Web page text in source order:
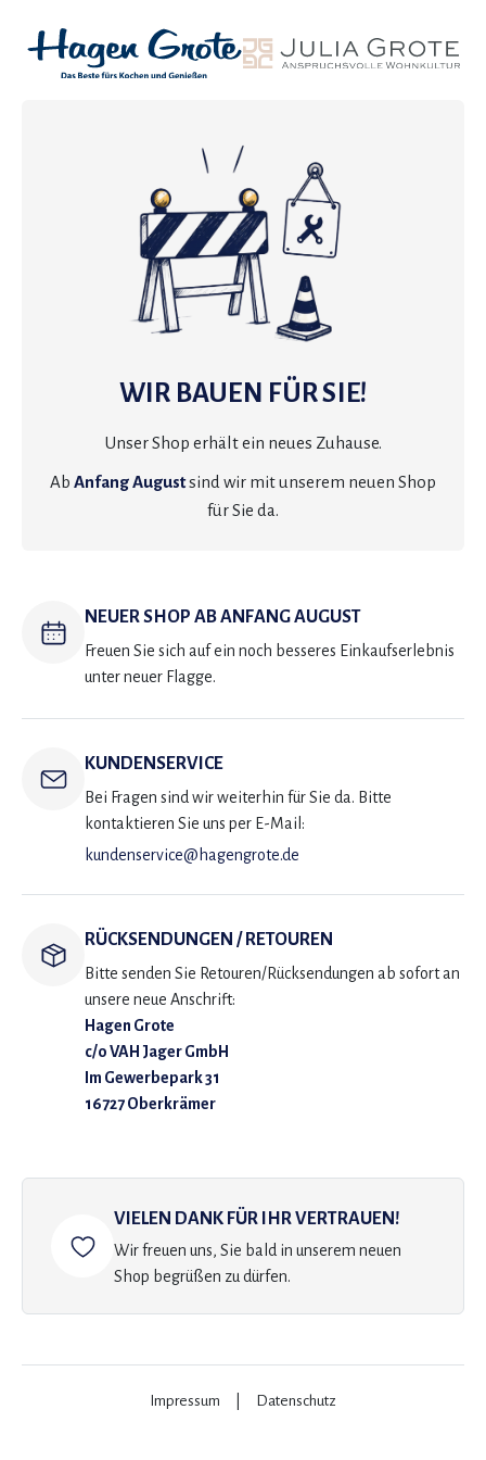
WIR BAUEN FÜR SIE!
Unser Shop erhält ein neues Zuhause.
Ab Anfang Augustsind wir mit unserem neuen Shop
für Sie da.
NEUER SHOP AB ANFANG AUGUST
Freuen Sie sich auf ein noch besseres Einkaufserlebnis
unter neuer Flagge.
KUNDENSERVICE
Bei Fragen sind wir weiterhin für Sie da. Bitte
kontaktieren Sie uns per E-Mail:
kundenservice@hagengrote.de
RÜCKSENDUNGEN / RETOUREN
Bitte senden Sie Retouren/Rücksendungen ab sofort an
unsere neue Anschrift:
Hagen Grote
c/o VAH Jager GmbH
Im Gewerbepark 31
16727 Oberkrämer
VIELEN DANK FÜR IHR VERTRAUEN!
Wir freuen uns, Sie bald in unserem neuen
Shop begrüßen zu dürfen.
Impressum Datenschutz